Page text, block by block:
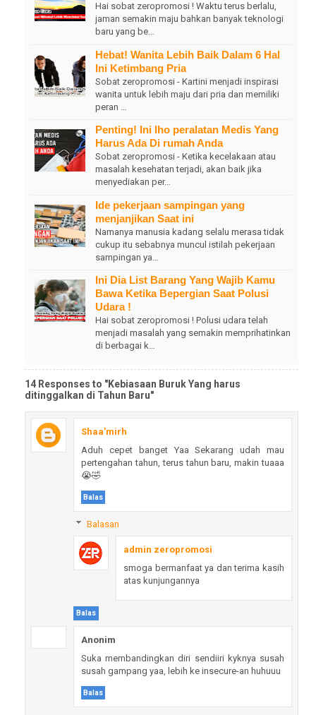
Hai sobat zeropromosi ! Waktu terus berlalu,
jaman semakin maju bahkan banyak teknologi
baru yang be…
Hebat! Wanita Lebih Baik Dalam 6 Hal
Ini Ketimbang Pria
Sobat zeropromosi - Kartini menjadi inspirasi
wanita untuk lebih maju dari pria dan memiliki
peran …
Penting! Ini lho peralatan Medis Yang
Harus Ada Di rumah Anda
Sobat zeropromosi - Ketika kecelakaan atau
masalah kesehatan terjadi, akan baik jika
menyediakan per…
Ide pekerjaan sampingan yang
menjanjikan Saat ini
Namanya manusia kadang selalu merasa tidak
cukup itu sebabnya muncul istilah pekerjaan
sampingan ya…
Ini Dia List Barang Yang Wajib Kamu
Bawa Ketika Bepergian Saat Polusi
Udara !
Hai sobat zeropromosi ! Polusi udara telah
menjadi masalah yang semakin memprihatinkan
di berbagai k…
14 Responses to "Kebiasaan Buruk Yang harus
ditinggalkan di Tahun Baru"
Shaa'mirh
Aduh cepet banget Yaa Sekarang udah mau
pertengahan tahun, terus tahun baru, makin tuaaa
😭🤣
Balas
Balasan
admin zeropromosi
smoga bermanfaat ya dan terima kasih
atas kunjungannya
Balas
Anonim
Suka membandingkan diri sendiiri kyknya susah
susah gampang yaa, lebih ke insecure-an huhuuu
Balas